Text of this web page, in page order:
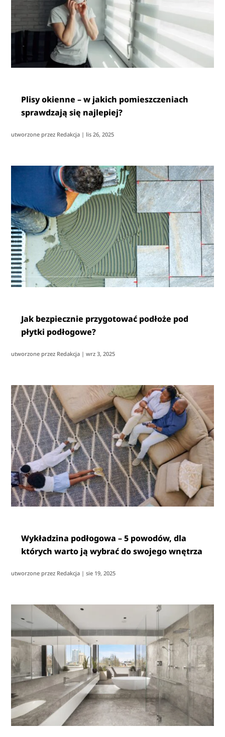
Plisy okienne – w jakich pomieszczeniach
sprawdzają się najlepiej?
utworzone przez Redakcja | lis 26, 2025
Jak bezpiecznie przygotować podłoże pod
płytki podłogowe?
utworzone przez Redakcja |wrz 3, 2025
Wykładzina podłogowa – 5 powodów, dla
których warto ją wybrać do swojego wnętrza
utworzone przez Redakcja |sie 19, 2025